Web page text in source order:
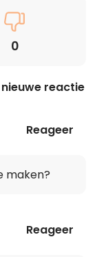
0
reactie
Reageer
maken?
Reageer